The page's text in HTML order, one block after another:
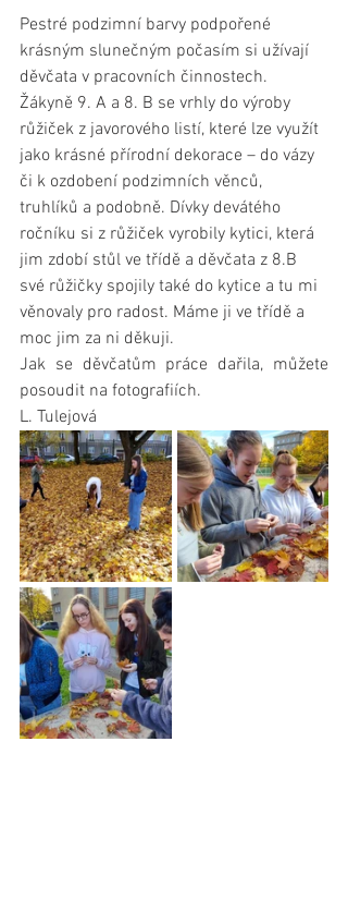
Pestré podzimní barvy podpořené
krásným slunečným počasím si užívají
děvčata v pracovních činnostech.
Žákyně 9. A a 8. B se vrhly do výroby
růžiček z javorového listí, které lze využít
jako krásné přírodní dekorace – do vázy
či k ozdobení podzimních věnců,
truhlíků a podobně. Dívky devátého
ročníku si z růžiček vyrobily kytici, která
jim zdobí stůl ve třídě a děvčata z 8.B
své růžičky spojily také do kytice a tu mi
věnovaly pro radost. Máme ji ve třídě a
moc jim za ni děkuji.
Jak se děvčatům práce dařila, můžete
posoudit na fotografiích.
L. Tulejová